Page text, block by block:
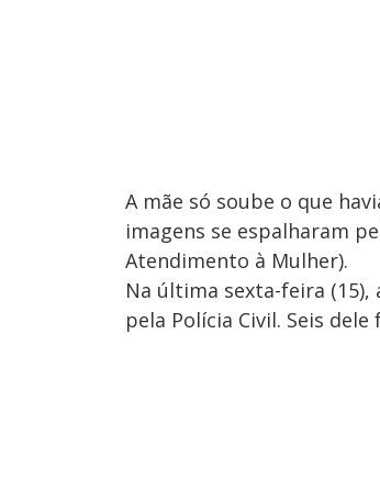
A mãe só soube o que
imagens se espalharam
Atendimento à Mulher).
Na última sexta-feira
pela Polícia Civil. Seis